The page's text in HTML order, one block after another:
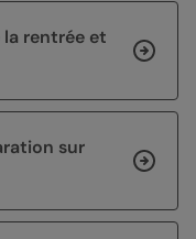
rentrée et
sur